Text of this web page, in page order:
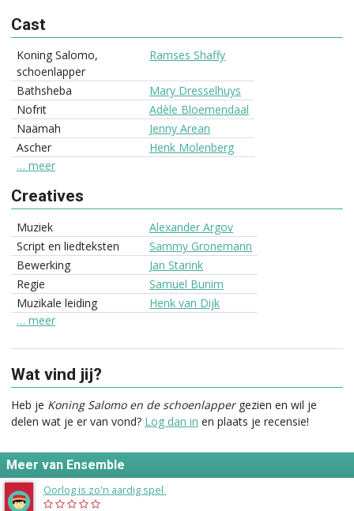
Cast
Koning Salomo,
schoenlapper
Ramses Shaffy
Bathsheba
Mary Dresselhuys
Nofrit
Adèle Bloemendaal
Naämah
Jenny Arean
Ascher
Henk Molenberg
… meer
Creatives
Muziek
Alexander Argov
Script en liedteksten
Sammy Gronemann
Bewerking
Jan Starink
Regie
Samuel Bunim
Muzikale leiding
Henk van Dijk
… meer
Wat vind jij?
Heb je Koning Salomo en de schoenlappergezien en wil je
delen wat je er van vond? Log dan in en plaats je recensie!
Meer van Ensemble
Oorlog is zo'n aardig spel